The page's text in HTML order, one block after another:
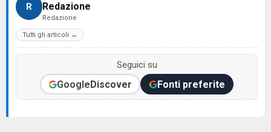
R Redazione
Redazione
Tutti gli articoli →
Seguici su
GoogleDiscover Fonti preferite